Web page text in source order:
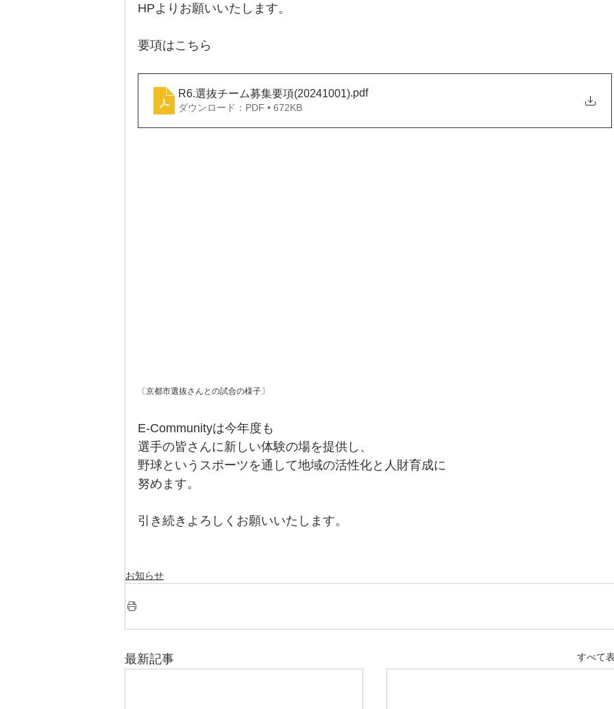
HPよりお願いいたします。
要項はこちら
R6.選抜チーム募集要項(20241001).pdf
ダウンロード：PDF • 672KB
〔京都市選抜さんとの試合の様子〕
E-Communityは今年度も
選手の皆さんに新しい体験の場を提供し、
野球というスポーツを通して地域の活性化と人財育成に
努めます。
引き続きよろしくお願いいたします。
お知らせ
最新記事 すべて